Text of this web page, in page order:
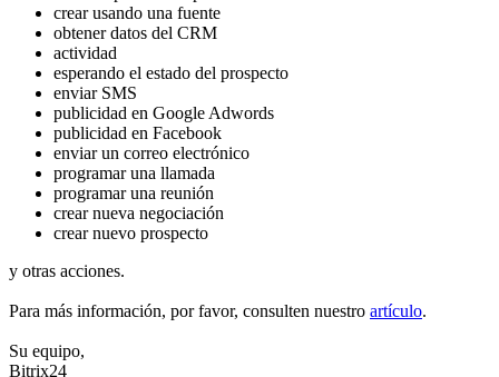
crear usando una fuente
obtener datos del CRM
actividad
esperando el estado del prospecto
enviar SMS
publicidad en Google Adwords
publicidad en Facebook
enviar un correo electrónico
programar una llamada
programar una reunión
crear nueva negociación
crear nuevo prospecto
y otras acciones.
Para más información, por favor, consulten nuestro artículo.
Su equipo,
Bitrix24